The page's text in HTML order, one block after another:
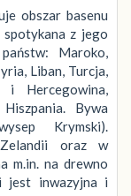
obszar basenu
spotykana z jego
Maroko,
Liban, Turcja,
i Hercegowina,
Bywa
Krymski).
oraz w
m.in. na drewno
jest inwazyjna i